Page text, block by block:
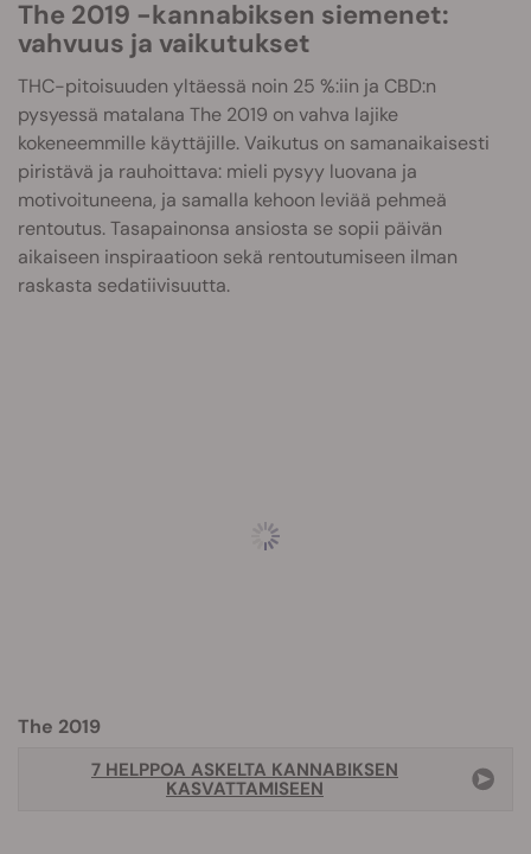
The 2019 -kannabiksen siemenet:
vahvuus ja vaikutukset
THC-pitoisuuden yltäessä noin 25 %:iin ja CBD:n
pysyessä matalana The 2019 on vahva lajike
kokeneemmille käyttäjille. Vaikutus on samanaikaisesti
piristävä ja rauhoittava: mieli pysyy luovana ja
motivoituneena, ja samalla kehoon leviää pehmeä
rentoutus. Tasapainonsa ansiosta se sopii päivän
aikaiseen inspiraatioon sekä rentoutumiseen ilman
raskasta sedatiivisuutta.
The 2019
7 HELPPOA ASKELTA KANNABIKSEN
KASVATTAMISEEN